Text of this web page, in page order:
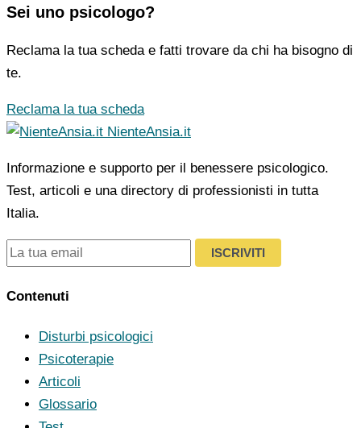
Sei uno psicologo?
Reclama la tua scheda e fatti trovare da chi ha bisogno di
te.
Reclama la tua scheda
NienteAnsia.it
Informazione e supporto per il benessere psicologico.
Test, articoli e una directory di professionisti in tutta
Italia.
ISCRIVITI
Contenuti
Disturbi psicologici
Psicoterapie
Articoli
Glossario